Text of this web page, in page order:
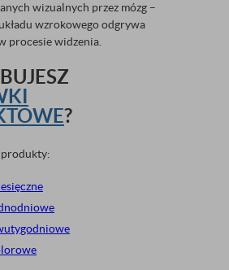
wizualnych przez mózg –
wzrokowego odgrywa
procesie widzenia.
?
produkty: